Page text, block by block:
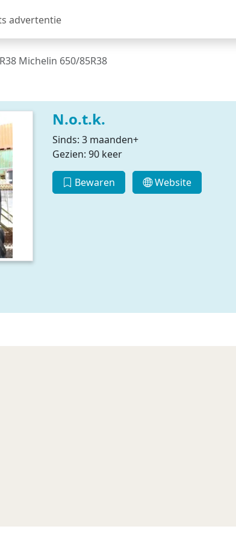
advertentie
R38 Michelin 650/85R38
N.o.t.k.
Sinds: 3 maanden+
Gezien: 90 keer
Bewaren Website